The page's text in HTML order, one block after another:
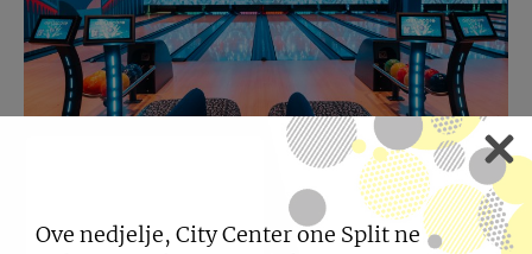
Ove nedjelje, City Center one Split ne